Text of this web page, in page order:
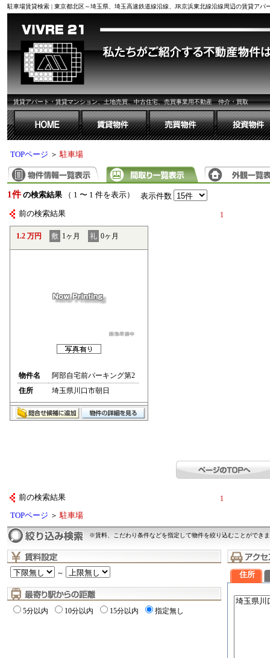
駐車場賃貸検索 | 東京都北区～埼玉県、埼玉高速鉄道線沿線、JR京浜東北線沿線周辺の賃貸アパ
賃貸アパート・賃貸マンション、土地売買、中古住宅、売買事業用不動産 仲介・買取
TOPページ ＞駐車場
1件 の検索結果 （ 1 〜 1 件を表示） 表示件数
前の検索結果 1
1.2 万円 敷 1ヶ月 礼 0ヶ月
物件名
阿部自宅前パーキング第2
住所
埼玉県川口市朝日
前の検索結果 1
TOPページ ＞駐車場
※賃料、こだわり条件などを指定して物件を絞り込むことができ
～
5分以内 10分以内 15分以内 指定無し
住所